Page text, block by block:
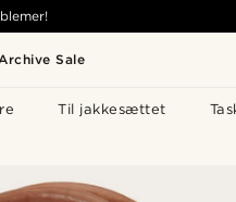
Sale
Til jakkesættet